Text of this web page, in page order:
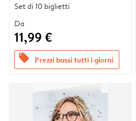
Set di 10 biglietti
Da
11,99 €
offers Prezzi bassi tutti i giorni